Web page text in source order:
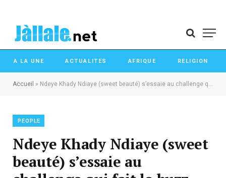
A LA UNE ACTUALITES AFRIQUE RELIGION
Accueil » Ndeye Khady Ndiaye (sweet beauté) s’essaie au challenge qui fait le buzz actuellement – Vidéo
PEOPLE
Ndeye Khady Ndiaye (sweet
beauté) s’essaie au